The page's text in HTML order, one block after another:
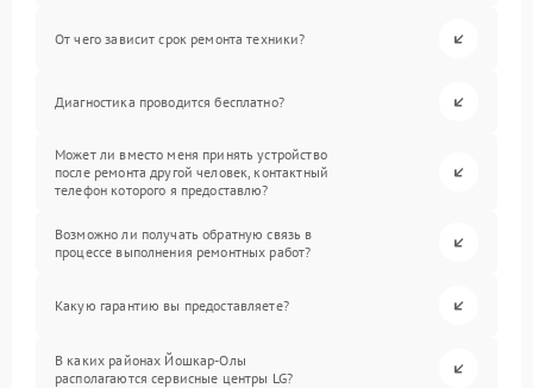
От чего зависит срок ремонта техники?
Диагностика проводится бесплатно?
Может ли вместо меня принять устройство
после ремонта другой человек, контактный
телефон которого я предоставлю?
Возможно ли получать обратную связь в
процессе выполнения ремонтных работ?
Какую гарантию вы предоставляете?
В каких районах Йошкар-Олы
располагаются сервисные центры LG?